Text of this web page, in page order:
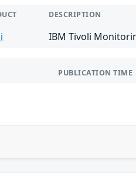
DESCRIPTION
IBM Tivoli
PUBLICATION TIME